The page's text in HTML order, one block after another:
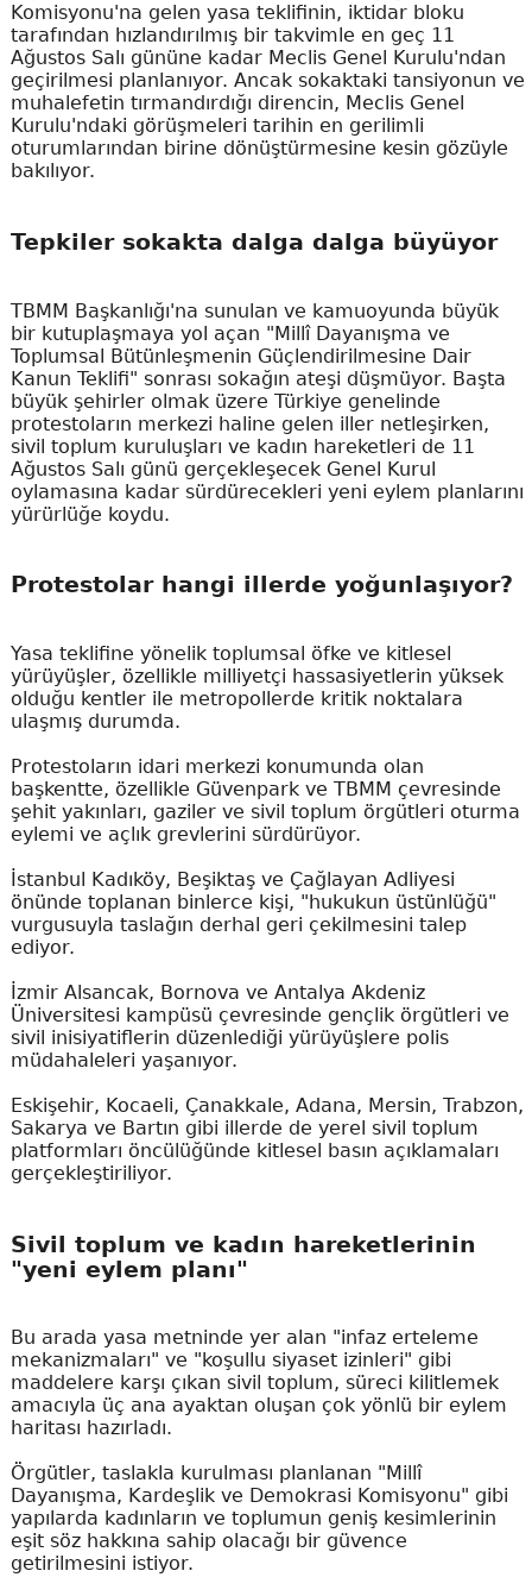
Komisyonu'na gelen yasa teklifinin, iktidar bloku
tarafından hızlandırılmış bir takvimle en geç 11
Ağustos Salı gününe kadar Meclis Genel Kurulu'ndan
geçirilmesi planlanıyor. Ancak sokaktaki tansiyonun ve
muhalefetin tırmandırdığı direncin, Meclis Genel
Kurulu'ndaki görüşmeleri tarihin en gerilimli
oturumlarından birine dönüştürmesine kesin gözüyle
bakılıyor.
Tepkiler sokakta dalga dalga büyüyor
TBMM Başkanlığı'na sunulan ve kamuoyunda büyük
bir kutuplaşmaya yol açan "Millî Dayanışma ve
Toplumsal Bütünleşmenin Güçlendirilmesine Dair
Kanun Teklifi" sonrası sokağın ateşi düşmüyor. Başta
büyük şehirler olmak üzere Türkiye genelinde
protestoların merkezi haline gelen iller netleşirken,
sivil toplum kuruluşları ve kadın hareketleri de 11
Ağustos Salı günü gerçekleşecek Genel Kurul
oylamasına kadar sürdürecekleri yeni eylem planlarını
yürürlüğe koydu.
Protestolar hangi illerde yoğunlaşıyor?
Yasa teklifine yönelik toplumsal öfke ve kitlesel
yürüyüşler, özellikle milliyetçi hassasiyetlerin yüksek
olduğu kentler ile metropollerde kritik noktalara
ulaşmış durumda.
Protestoların idari merkezi konumunda olan
başkentte, özellikle Güvenpark ve TBMM çevresinde
şehit yakınları, gaziler ve sivil toplum örgütleri oturma
eylemi ve açlık grevlerini sürdürüyor.
İstanbul Kadıköy, Beşiktaş ve Çağlayan Adliyesi
önünde toplanan binlerce kişi, "hukukun üstünlüğü"
vurgusuyla taslağın derhal geri çekilmesini talep
ediyor.
İzmir Alsancak, Bornova ve Antalya Akdeniz
Üniversitesi kampüsü çevresinde gençlik örgütleri ve
sivil inisiyatiflerin düzenlediği yürüyüşlere polis
müdahaleleri yaşanıyor.
Eskişehir, Kocaeli, Çanakkale, Adana, Mersin, Trabzon,
Sakarya ve Bartın gibi illerde de yerel sivil toplum
platformları öncülüğünde kitlesel basın açıklamaları
gerçekleştiriliyor.
Sivil toplum ve kadın hareketlerinin
"yeni eylem planı"
Bu arada yasa metninde yer alan "infaz erteleme
mekanizmaları" ve "koşullu siyaset izinleri" gibi
maddelere karşı çıkan sivil toplum, süreci kilitlemek
amacıyla üç ana ayaktan oluşan çok yönlü bir eylem
haritası hazırladı.
Örgütler, taslakla kurulması planlanan "Millî
Dayanışma, Kardeşlik ve Demokrasi Komisyonu" gibi
yapılarda kadınların ve toplumun geniş kesimlerinin
eşit söz hakkına sahip olacağı bir güvence
getirilmesini istiyor.